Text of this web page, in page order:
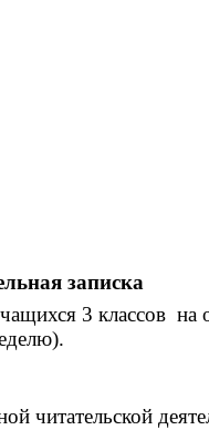
записка
3 классов на
читательской